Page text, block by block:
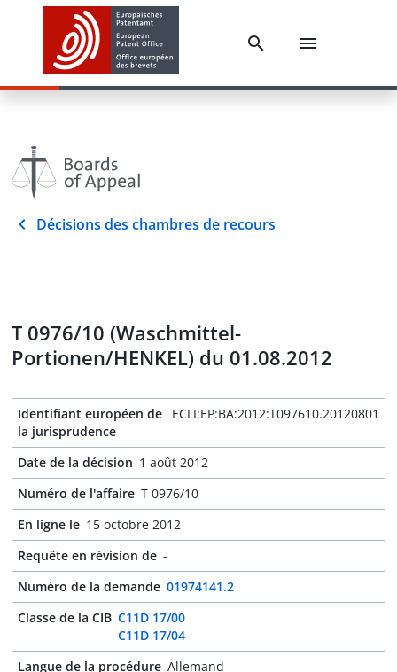
Décisions des chambres de recours
T 0976/10 (Waschmittel-
Portionen/HENKEL) du 01.08.2012
Identifiant européen de
la jurisprudence
ECLI:EP:BA:2012:T097610.20120801
Date de la décision 1 août 2012
Numéro de l'affaire T 0976/10
En ligne le 15 octobre 2012
Requête en révision de -
Numéro de la demande 01974141.2
Classe de la CIB C11D 17/00
C11D 17/04
Langue de la procédure Allemand